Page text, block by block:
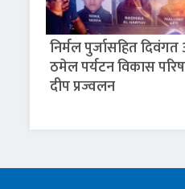
निर्मल पुर्जासहित
ठमेल पर्यटन विकास
दीप प्रज्वलन